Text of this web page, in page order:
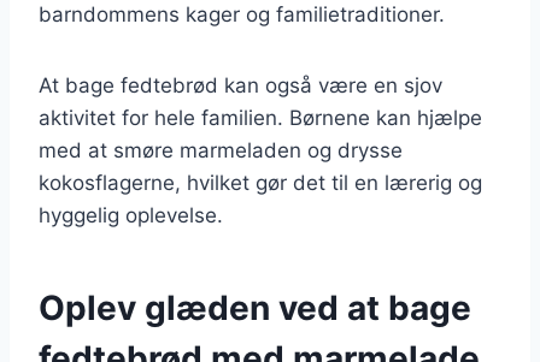
barndommens kager og familietraditioner.
At bage fedtebrød kan også være en sjov
aktivitet for hele familien. Børnene kan hjælpe
med at smøre marmeladen og drysse
kokosflagerne, hvilket gør det til en lærerig og
hyggelig oplevelse.
Oplev glæden ved at bage